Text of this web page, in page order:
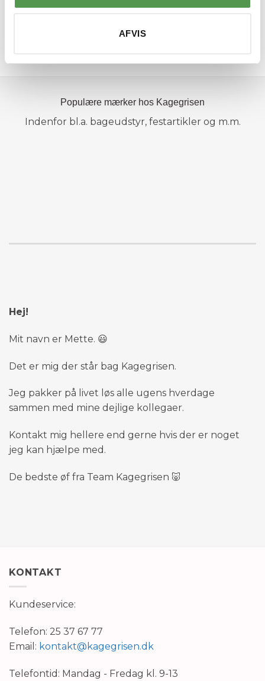
AFVIS
SE OPSKRIFT
Populære mærker hos Kagegrisen
Indenfor bl.a. bageudstyr, festartikler og m.m.
Hej!
Mit navn er Mette. 😃
Det er mig der står bag Kagegrisen.
Jeg pakker på livet løs alle ugens hverdage
sammen med mine dejlige kollegaer.
Kontakt mig hellere end gerne hvis der er noget
jeg kan hjælpe med.
De bedste øf fra Team Kagegrisen 🐷
KONTAKT
Kundeservice:
Telefon: 25 37 67 77
Email: kontakt@kagegrisen.dk
Telefontid: Mandag - Fredag kl. 9-13